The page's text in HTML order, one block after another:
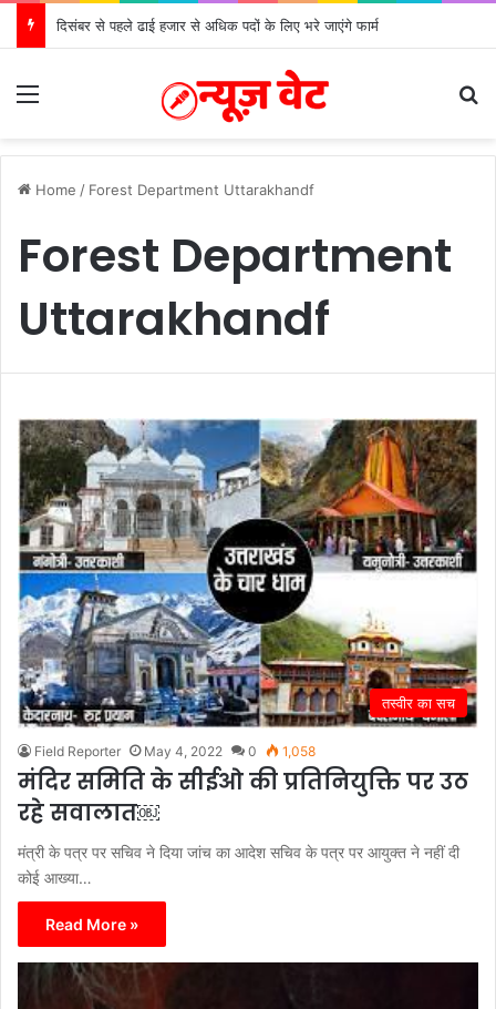
मुख्यमंत्री से महानिदेशक एनसीसी ने की शिष्टाचार भेंट
Home / Forest Department Uttarakhandf
Forest Department
Uttarakhandf
तस्वीर का सच
Field Reporter May 4, 2022 0 1,058
मंदिर समिति के सीईओ की प्रतिनियुक्ति पर उठ
रहे सवालात￼
मंत्री के पत्र पर सचिव ने दिया जांच का आदेश सचिव के पत्र पर आयुक्त ने नहीं दी
कोई आख्या…
Read More »